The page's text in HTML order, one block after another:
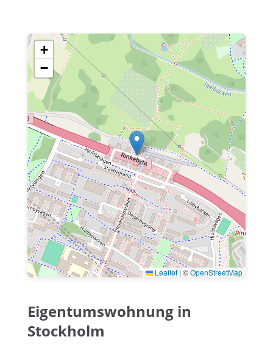
+
−
Leaflet | ©OpenStreetMap
Eigentumswohnung in
Stockholm